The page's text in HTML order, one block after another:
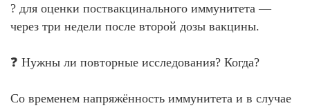
? для оценки поствакцинального иммунитета —
через три недели после второй дозы вакцины.
❓ Нужны ли повторные исследования? Когда?
Со временем напряжённость иммунитета и в случае